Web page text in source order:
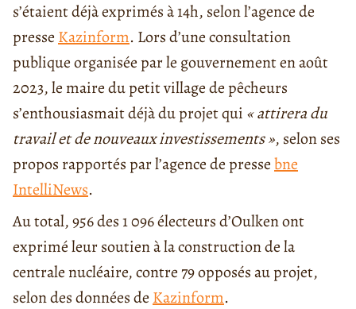
s’étaient déjà exprimés à 14h, selon l’agence de
presse Kazinform. Lors d’une consultation
publique organisée par le gouvernement en août
2023, le maire du petit village de pêcheurs
s’enthousiasmait déjà du projet qui « attirera du
travail et de nouveaux investissements », selon ses
propos rapportés par l’agence de pressebne
IntelliNews.
Au total, 956 des 1 096 électeurs d’Oulken ont
exprimé leur soutien à la construction de la
centrale nucléaire, contre 79 opposés au projet,
selon des données de Kazinform.